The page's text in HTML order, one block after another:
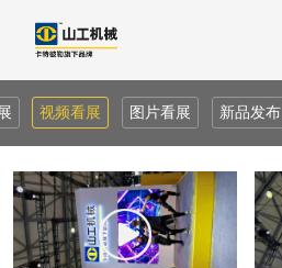
视频看展 图片看展 新品发布